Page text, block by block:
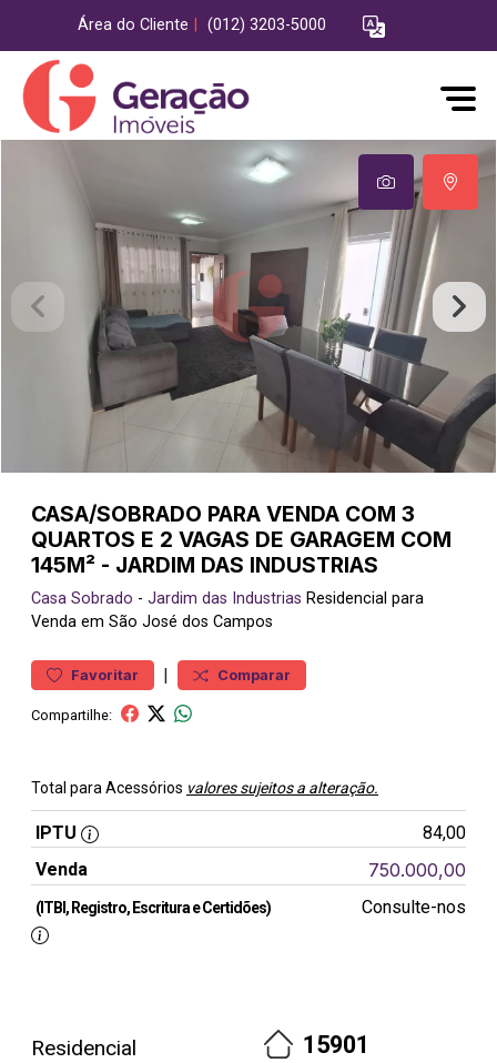
Área do Cliente (012) 3203-5000
CASA/SOBRADO PARA VENDA COM 3
QUARTOS E 2 VAGAS DE GARAGEM COM
145M² - JARDIM DAS INDUSTRIAS
Casa Sobrado - Jardim das Industrias Residencial para
Venda em São José dos Campos
Favoritar | Comparar
Compartilhe:
Total para Acessórios valores sujeitos a alteração.
IPTU
84,00
Venda
750.000,00
(ITBI, Registro, Escritura e Certidões) Consulte-nos
Residencial 15901